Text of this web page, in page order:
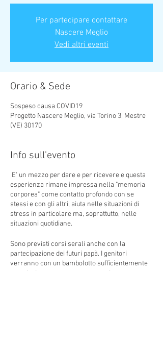
Per partecipare contattare
Nascere Meglio
Vedi altri eventi
Orario & Sede
Sospeso causa COVID19
Progetto Nascere Meglio, via Torino 3, Mestre
(VE) 30170
Info sull'evento
E' un mezzo per dare e per ricevere e questa
esperienza rimane impressa nella "memoria
corporea" come contatto profondo con se
stessi e con gli altri, aiuta nelle situazioni di
stress in particolare ma, soprattutto, nelle
situazioni quotidiane.
Sono previsti corsi serali anche con la
partecipazione dei futuri papà. I genitori
verranno con un bambolotto sufficientemente
grande da poter essere massaggiato.